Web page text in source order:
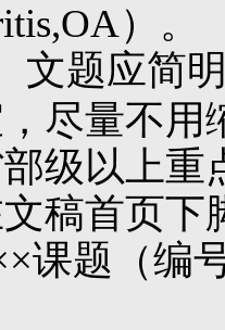
）。
文题应简
尽量不用
级以上重
稿首页下
课题（编